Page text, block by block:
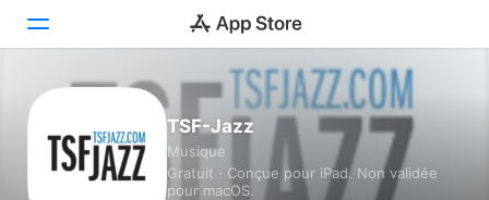
Aujourd’hui
Jeux
TSF-Jazz
Musique
Gratuit · Conçue pour iPad. Non validée
pour macOS.